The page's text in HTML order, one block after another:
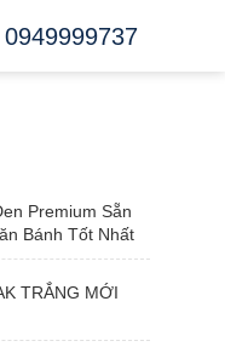
0949999737
Premium Sẵn
Bánh Tốt Nhất
TRẮNG MỚI